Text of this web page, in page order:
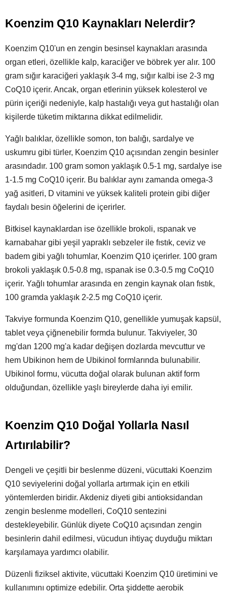
Koenzim Q10 Kaynakları Nelerdir?
Koenzim Q10'un en zengin besinsel kaynakları arasında
organ etleri, özellikle kalp, karaciğer ve böbrek yer alır. 100
gram sığır karaciğeri yaklaşık 3-4 mg, sığır kalbi ise 2-3 mg
CoQ10 içerir. Ancak, organ etlerinin yüksek kolesterol ve
pürin içeriği nedeniyle, kalp hastalığı veya gut hastalığı olan
kişilerde tüketim miktarına dikkat edilmelidir.
Yağlı balıklar, özellikle somon, ton balığı, sardalye ve
uskumru gibi türler, Koenzim Q10 açısından zengin besinler
arasındadır. 100 gram somon yaklaşık 0.5-1 mg, sardalye ise
1-1.5 mg CoQ10 içerir. Bu balıklar aynı zamanda omega-3
yağ asitleri, D vitamini ve yüksek kaliteli protein gibi diğer
faydalı besin öğelerini de içerirler.
Bitkisel kaynaklardan ise özellikle brokoli, ıspanak ve
karnabahar gibi yeşil yapraklı sebzeler ile fıstık, ceviz ve
badem gibi yağlı tohumlar, Koenzim Q10 içerirler. 100 gram
brokoli yaklaşık 0.5-0.8 mg, ıspanak ise 0.3-0.5 mg CoQ10
içerir. Yağlı tohumlar arasında en zengin kaynak olan fıstık,
100 gramda yaklaşık 2-2.5 mg CoQ10 içerir.
Takviye formunda Koenzim Q10, genellikle yumuşak kapsül,
tablet veya çiğnenebilir formda bulunur. Takviyeler, 30
mg'dan 1200 mg'a kadar değişen dozlarda mevcuttur ve
hem Ubikinon hem de Ubikinol formlarında bulunabilir.
Ubikinol formu, vücutta doğal olarak bulunan aktif form
olduğundan, özellikle yaşlı bireylerde daha iyi emilir.
Koenzim Q10 Doğal Yollarla Nasıl
Artırılabilir?
Dengeli ve çeşitli bir beslenme düzeni, vücuttaki Koenzim
Q10 seviyelerini doğal yollarla artırmak için en etkili
yöntemlerden biridir. Akdeniz diyeti gibi antioksidandan
zengin beslenme modelleri, CoQ10 sentezini
destekleyebilir. Günlük diyete CoQ10 açısından zengin
besinlerin dahil edilmesi, vücudun ihtiyaç duyduğu miktarı
karşılamaya yardımcı olabilir.
Düzenli fiziksel aktivite, vücuttaki Koenzim Q10 üretimini ve
kullanımını optimize edebilir. Orta şiddette aerobik